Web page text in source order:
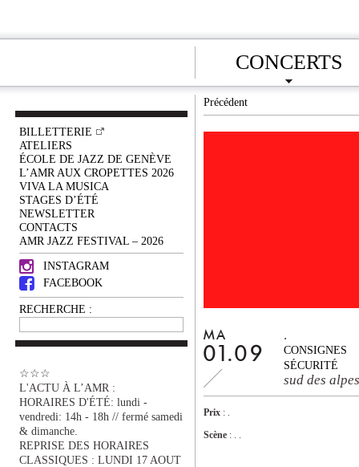
CONCERTS
BILLETTERIE
ATELIERS
ÉCOLE DE JAZZ DE GENÈVE
L’AMR AUX CROPETTES 2026
VIVA LA MUSICA
STAGES D’ÉTÉ
NEWSLETTER
CONTACTS
AMR JAZZ FESTIVAL – 2026
INSTAGRAM
FACEBOOK
RECHERCHE :
☆☆☆
L'ACTU À L’AMR :
HORAIRES D'ÉTÉ: lundi -
vendredi: 14h - 18h // fermé samedi
& dimanche.
REPRISE DES HORAIRES
CLASSIQUES : LUNDI 17 AOUT
Précédent
MA
01.09
.
CONSIGNES
SÉCURITÉ
sud des alpes
Prix : .
Scène : . .